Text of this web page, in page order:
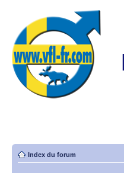
Index du forum